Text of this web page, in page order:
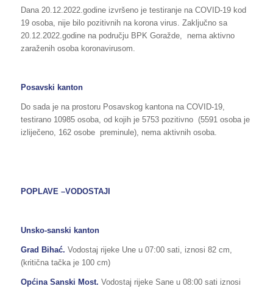
Dana 20.12.2022.godine izvršeno je testiranje na COVID-19 kod
19 osoba, nije bilo pozitivnih na korona virus. Zaključno sa
20.12.2022.godine na području BPK Goražde, nema aktivno
zaraženih osoba koronavirusom.
Posavski kanton
Do sada je na prostoru Posavskog kantona na COVID-19,
testirano 10985 osoba, od kojih je 5753 pozitivno (5591 osoba je
izliječeno, 162 osobe preminule), nema aktivnih osoba.
POPLAVE –VODOSTAJI
Unsko-sanski kanton
Grad Bihać. Vodostaj rijeke Une u 07:00 sati, iznosi 82 cm,
(kritična tačka je 100 cm)
Općina Sanski Most. Vodostaj rijeke Sane u 08:00 sati iznosi